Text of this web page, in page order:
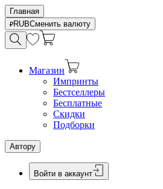
Главная
RUBСменить валюту
Магазин
Импринты
Бестселлеры
Бесплатные
Скидки
Подборки
Автору
Войти в аккаунт